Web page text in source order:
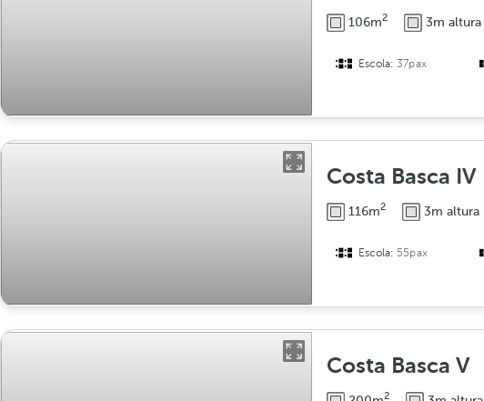
106m2 3m altura
Escola:37pax
Costa Basca IV
116m2 3m altura
Escola: 55pax
Costa Basca V
2